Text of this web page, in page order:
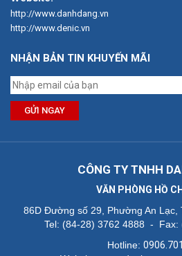
http://www.danhdang.vn
http://www.denic.vn
NHẬN BẢN TIN KHUYẾN MÃI
GỬI NGAY
CÔNG TY TNHH
VĂN PHÒNG HỒ
86D Đường số 29, Phường An Lạc,
Tel: (84-28) 3762 4888 - Fax:
Hotline: